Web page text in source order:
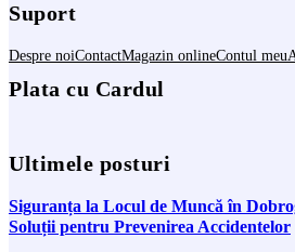
Suport
Despre noiContactMagazin onlineContul meu
Plata cu Cardul
Ultimele posturi
Siguranța la Locul de Muncă în
Soluții pentru Prevenirea Accidentelor